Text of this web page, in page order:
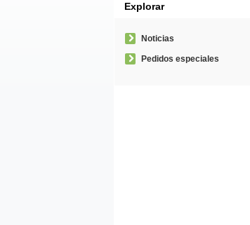
Explorar
Noticias
Pedidos especiales